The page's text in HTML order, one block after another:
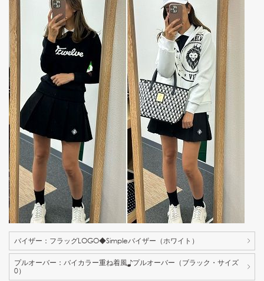
バイザー：フラッグLOGO◆Simpleバイザー（ホワイト）
プルオーバー：バイカラー重ね着風♪プルオーバー（ブラック・サイズ
0）